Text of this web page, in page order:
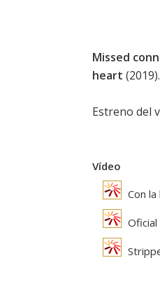
Missed
heart (2019).
Estreno del
Vídeo
Con
Oficial